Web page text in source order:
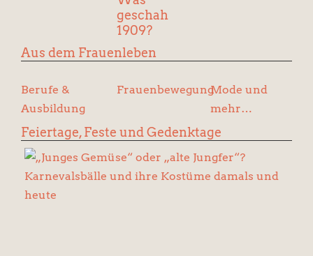
geschah
1909?
Aus dem Frauenleben
Berufe &
Ausbildung
FrauenbewegungMode und
mehr…
Feiertage, Feste und Gedenktage